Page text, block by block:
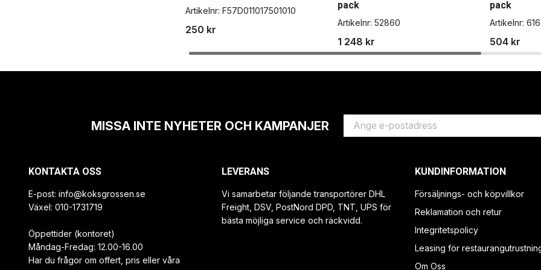
Artikelnr: F57D011017501010
250 kr
pack
Artikelnr: 52860
1 248 kr
pack
Artikelnr:
504 kr
MISSA INTE NYHETER OCH KAMPANJER
KONTAKTA OSS
E-post: info@koksgrossen.se
Växel: 010-1731719
Öppettider (kontoret)
Måndag-Fredag: 12.00-16.00
Har du frågor om offert, pris eller våra
LEVERANS
Vi samarbetar följande transportörer DHL
Freight, DSV, PostNord DPD, TNT, UPS för
bästa möjliga service och räckvidd.
KUNDINFORMATION
Försäljnings- och köpvillkor
Reklamation och retur
Integritetspolicy
Leasing för
Om Oss